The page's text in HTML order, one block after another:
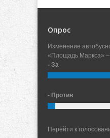
Опрос
Изменение
«Площадь Маркса»
- За
- Против
Перейти к